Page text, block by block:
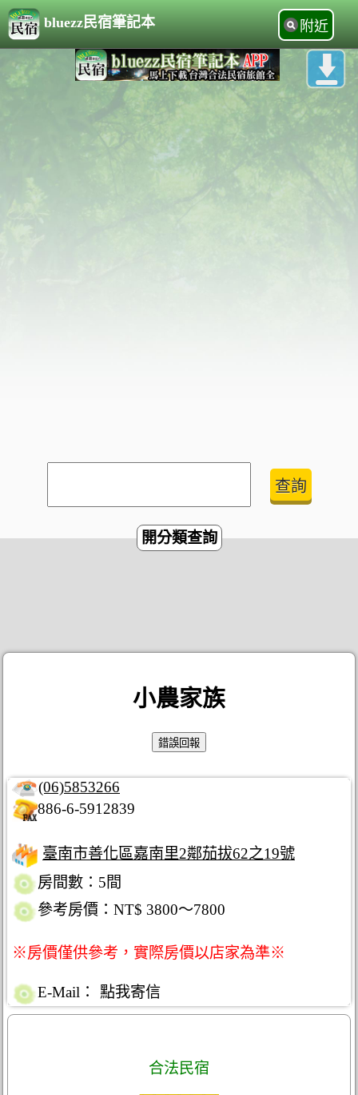
bluezz民宿筆記本 附近
開分類查詢
小農家族
(06)5853266
886-6-5912839
臺南市善化區嘉南里2鄰茄拔62之19號
房間數：5間
參考房價：NT$ 3800～7800
※房價僅供參考，實際房價以店家為準※
E-Mail： 點我寄信
合法民宿